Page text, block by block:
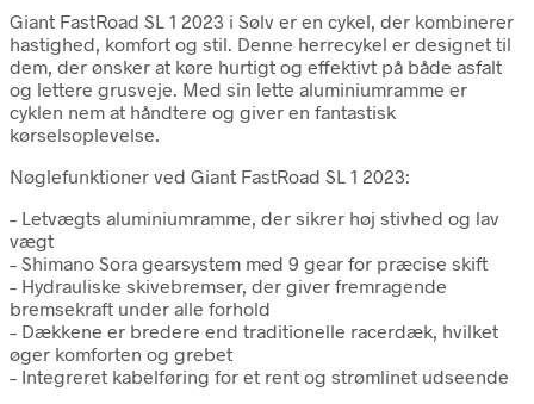
Giant FastRoad SL 1 2023 i Sølv er en cykel, der kombinerer
hastighed, komfort og stil. Denne herrecykel er designet til
dem, der ønsker at køre hurtigt og effektivt på både asfalt
og lettere grusveje. Med sin lette aluminiumramme er
cyklen nem at håndtere og giver en fantastisk
kørselsoplevelse.
Nøglefunktioner ved Giant FastRoad SL 1 2023:
– Letvægts aluminiumramme, der sikrer høj stivhed og lav
vægt
– Shimano Sora gearsystem med 9 gear for præcise skift
– Hydrauliske skivebremser, der giver fremragende
bremsekraft under alle forhold
– Dækkene er bredere end traditionelle racerdæk, hvilket
øger komforten og grebet
– Integreret kabelføring for et rent og strømlinet udseende